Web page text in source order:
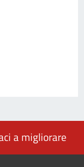
a migliorare